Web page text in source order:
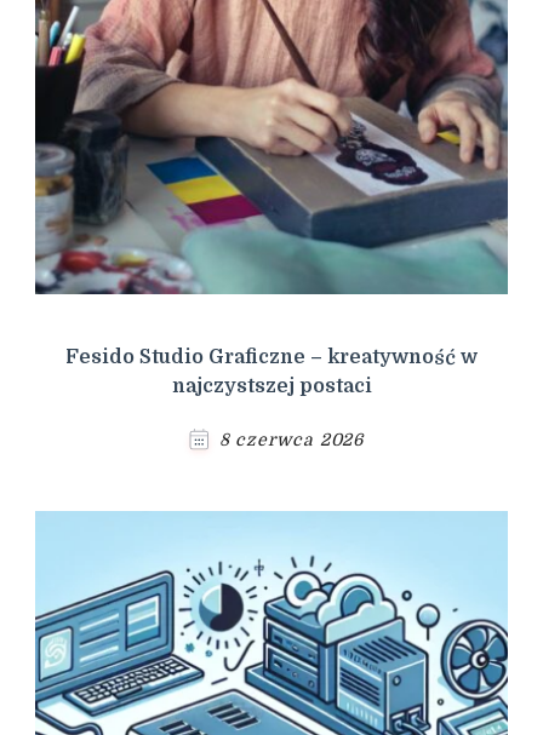
Fesido Studio Graficzne – kreatywność w
najczystszej postaci
8 czerwca 2026